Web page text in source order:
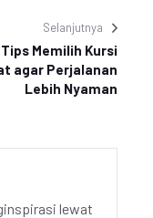
Selanjutnya
Tips Memilih Kursi
agar Perjalanan
Lebih Nyaman
lewat